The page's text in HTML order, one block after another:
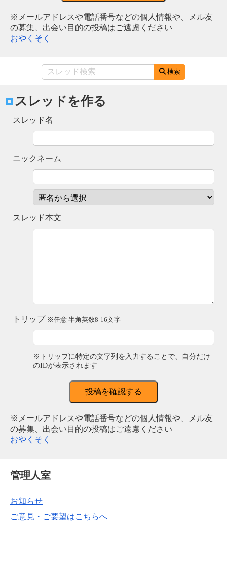
※メールアドレスや電話番号などの個人情報や、メル友
の募集、出会い目的の投稿はご遠慮ください
おやくそく
検索
スレッドを作る
スレッド名
ニックネーム
スレッド本文
トリップ ※任意 半角英数8-16文字
※トリップに特定の文字列を入力することで、自分だけ
のIDが表示されます
投稿を確認する
※メールアドレスや電話番号などの個人情報や、メル友
の募集、出会い目的の投稿はご遠慮ください
おやくそく
管理人室
お知らせ
ご意見・ご要望はこちらへ